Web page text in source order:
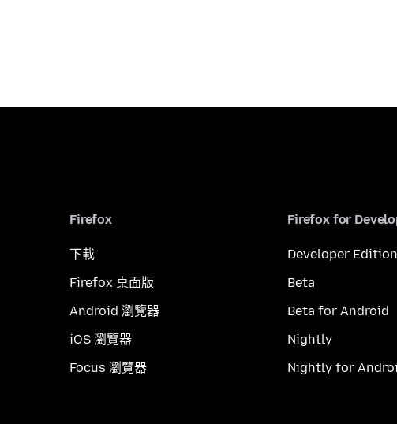
Firefox
下載
Firefox 桌面版
Android 瀏覽器
iOS 瀏覽器
Focus 瀏覽器
Firefox for
Developer Edition
Beta
Beta for Android
Nightly
Nightly for